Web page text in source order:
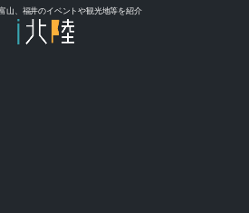
山、福井のイベントや観光地等を紹介